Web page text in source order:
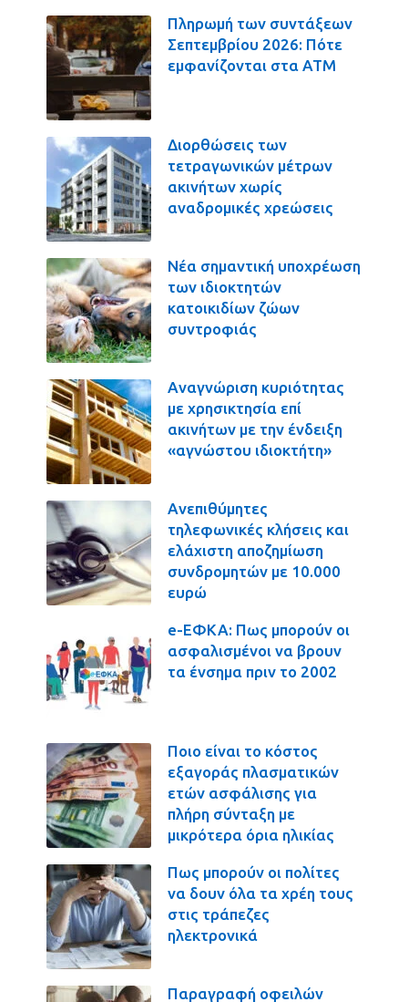
Πληρωμή των συντάξεων
Σεπτεμβρίου 2026: Πότε
εμφανίζονται στα ΑΤΜ
Διορθώσεις των
τετραγωνικών μέτρων
ακινήτων χωρίς
αναδρομικές χρεώσεις
Νέα σημαντική υποχρέωση
των ιδιοκτητών
κατοικιδίων ζώων
συντροφιάς
Αναγνώριση κυριότητας
με χρησικτησία επί
ακινήτων με την ένδειξη
«αγνώστου ιδιοκτήτη»
Ανεπιθύμητες
τηλεφωνικές κλήσεις και
ελάχιστη αποζημίωση
συνδρομητών με 10.000
ευρώ
e-ΕΦΚΑ: Πως μπορούν οι
ασφαλισμένοι να βρουν
τα ένσημα πριν το 2002
Ποιο είναι το κόστος
εξαγοράς πλασματικών
ετών ασφάλισης για
πλήρη σύνταξη με
μικρότερα όρια ηλικίας
Πως μπορούν οι πολίτες
να δουν όλα τα χρέη τους
στις τράπεζες
ηλεκτρονικά
Παραγραφή οφειλών